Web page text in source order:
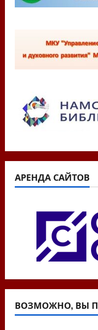
АРЕНДА САЙТОВ
ВОЗМОЖНО, ВЫ